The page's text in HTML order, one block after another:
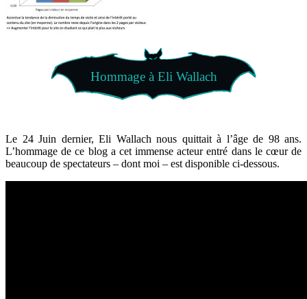
Hommage à Eli Wallach
Le 24 Juin dernier, Eli Wallach nous quittait à l’âge de 98 ans.
L’hommage de ce blog a cet immense acteur entré dans le cœur de
beaucoup de spectateurs – dont moi – est disponible ci-dessous.